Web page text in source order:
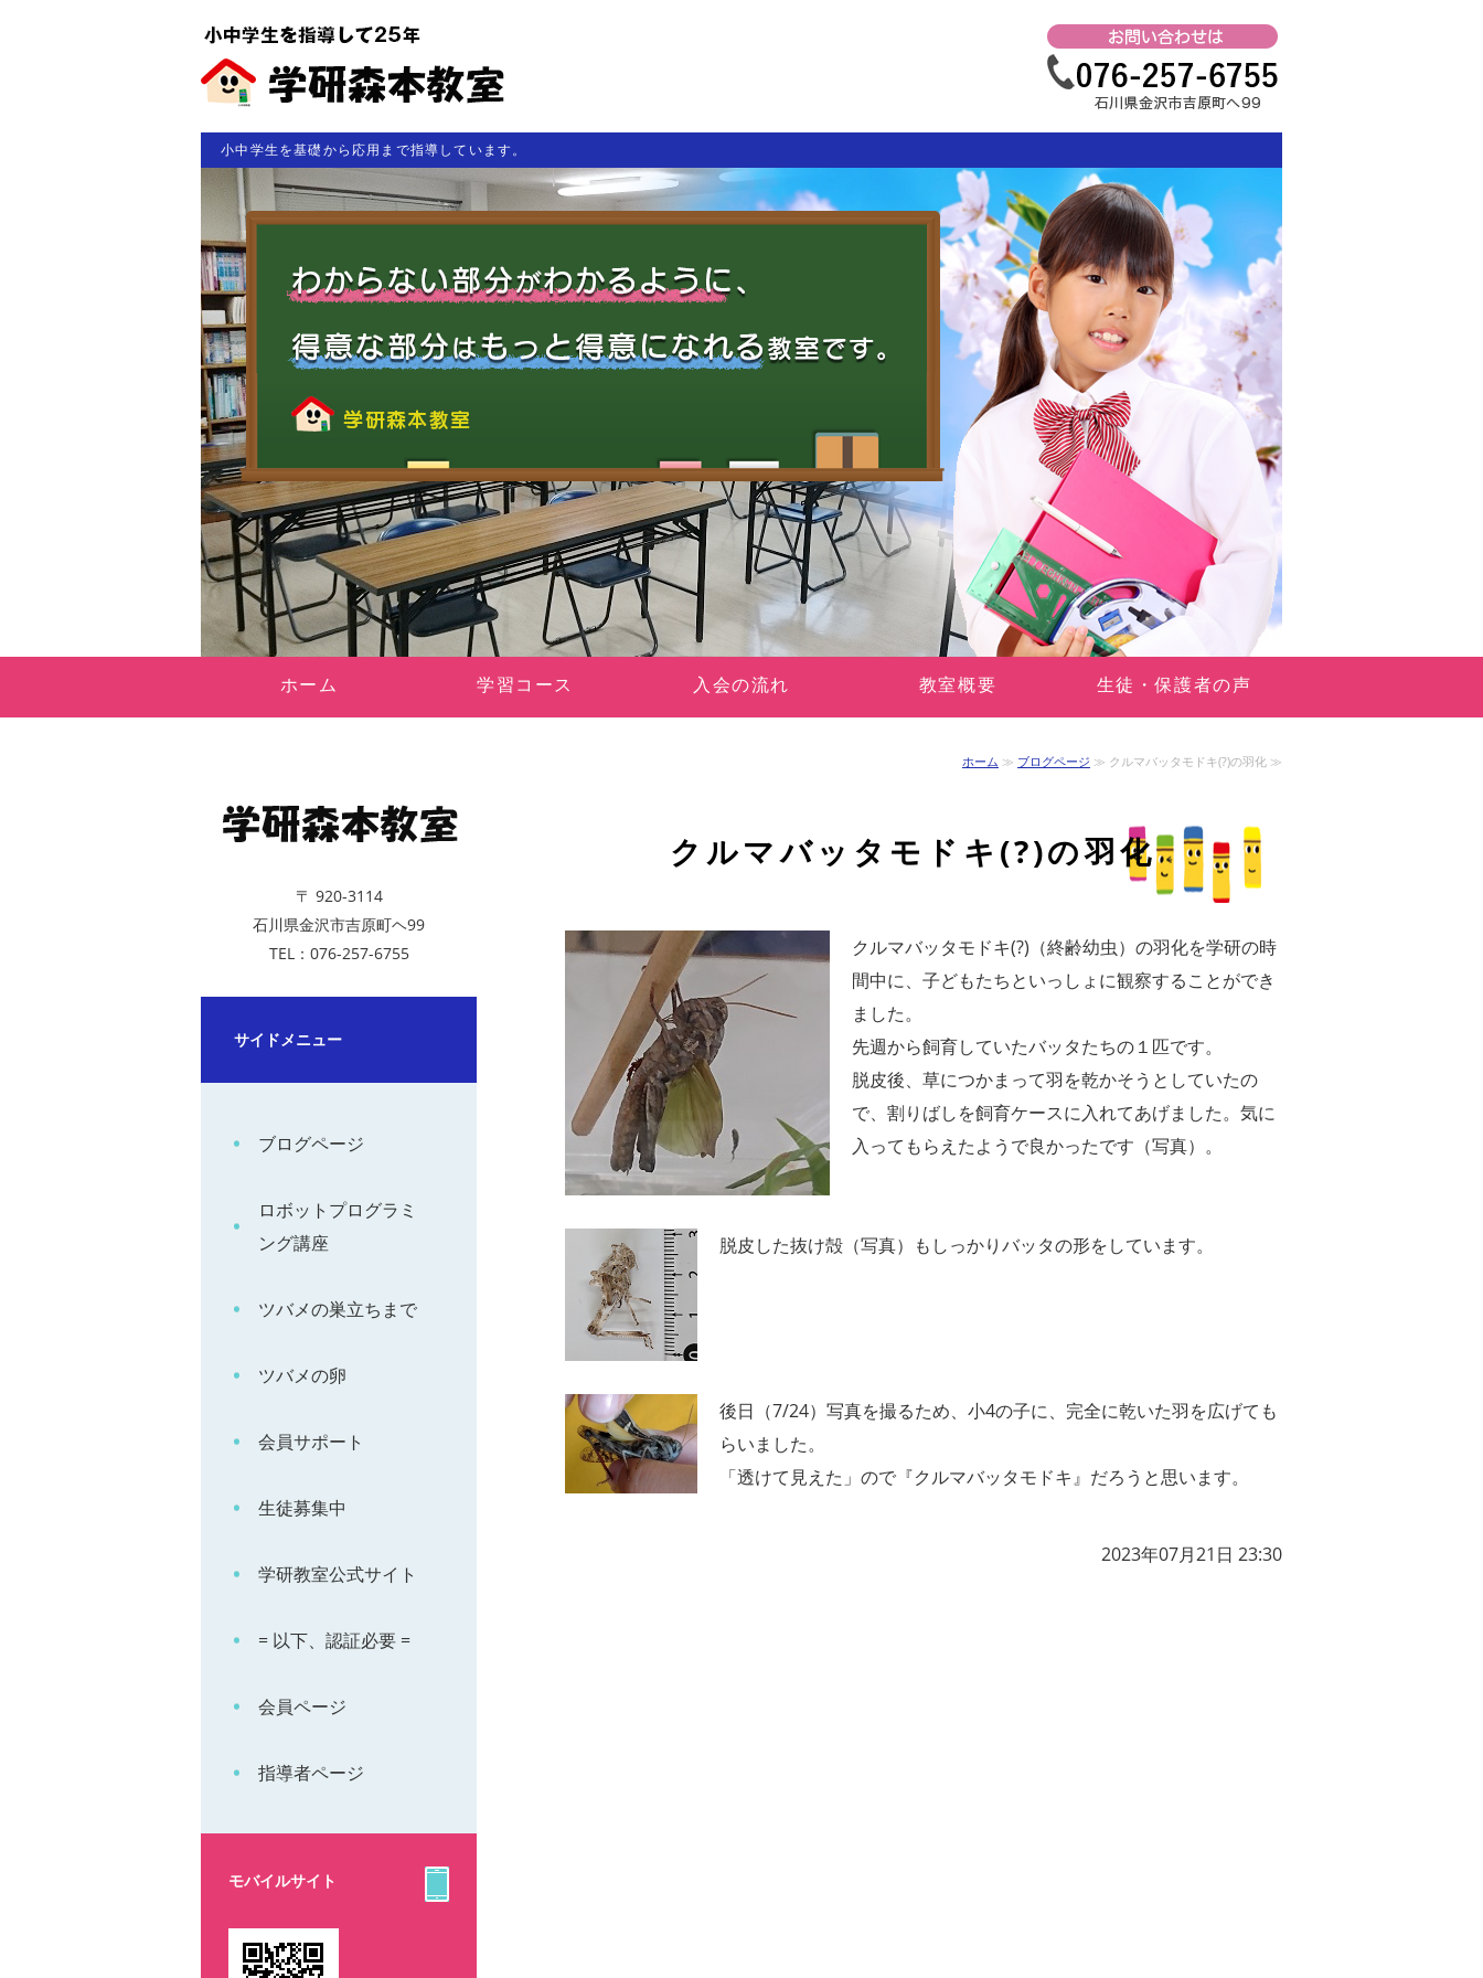
学研森本教室｜金沢市
小中学生を基礎から応用まで指導しています。
ホーム 学習コース 入会の流れ 教室概要 生徒・保護者の声
ホーム ≫ ブログページ ≫ クルマバッタモドキ(?)の羽化 ≫
クルマバッタモドキ(?)の羽化
クルマバッタモドキ(?)（終齢幼虫）の羽化を学研の時
間中に、子どもたちといっしょに観察することができ
ました。
先週から飼育していたバッタたちの１匹です。
脱皮後、草につかまって羽を乾かそうとしていたの
で、割りばしを飼育ケースに入れてあげました。気に
入ってもらえたようで良かったです（写真）。
脱皮した抜け殻（写真）もしっかりバッタの形をしています。
後日（7/24）写真を撮るため、小4の子に、完全に乾いた羽を広げても
らいました。
「透けて見えた」ので『クルマバッタモドキ』だろうと思います。
2023年07月21日 23:30
〒 920-3114
石川県金沢市吉原町ヘ99
TEL：076-257-6755
サイドメニュー
ブログページ
ロボットプログラミ
ング講座
ツバメの巣立ちまで
ツバメの卵
会員サポート
生徒募集中
学研教室公式サイト
= 以下、認証必要 =
会員ページ
指導者ページ
モバイルサイト